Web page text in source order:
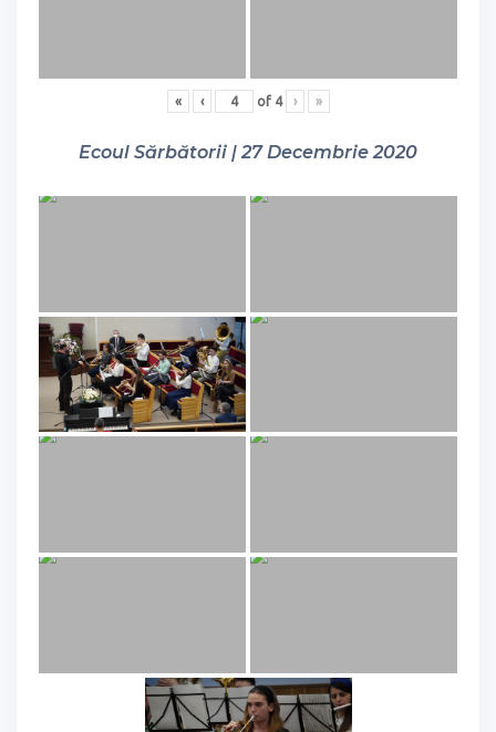
« ‹ of 4 › »
Ecoul Sărbătorii | 27 Decembrie 2020